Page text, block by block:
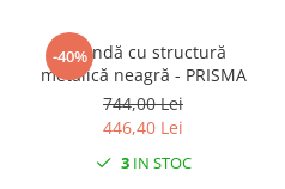
-40%
Oglindă cu structură
metalică neagră - PRISMA
744,00 Lei
446,40 Lei
3IN STOC